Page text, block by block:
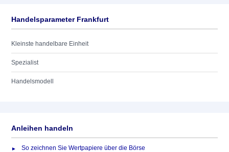
Handelsparameter Frankfurt
Kleinste handelbare Einheit
Spezialist
Handelsmodell
Anleihen handeln
So zeichnen Sie Wertpapiere über die Börse